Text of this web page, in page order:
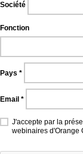
Société
Fonction
Pays
Email
J'accepte par la présente de recevoir des courriels contenant du matériel de marketing, y compris des informations sur les formations, les événements, les salons et les
webinaires d'Orange